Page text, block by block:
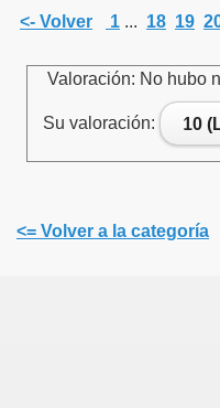
<- Volver 1 ... 18 19
Valoración: No hubo
Su valoración: 10
<= Volver a la categoría